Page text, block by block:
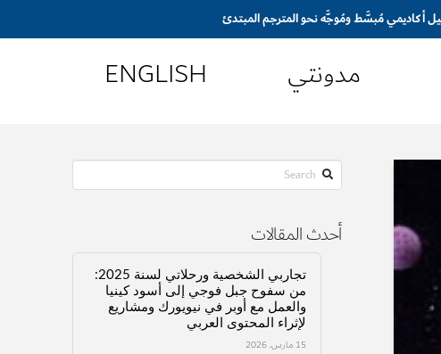
مدونتي ENGLISH
Search
أحدث المقالات
تجاربي الشخصية ورحلاتي لسنة 2025:
من سفوح جبل فوجي إلى أسود كينيا
والعمل مع أوبر في نيويورك ومشاريع
لإثراء المحتوى العربي
15 مارس، 2026